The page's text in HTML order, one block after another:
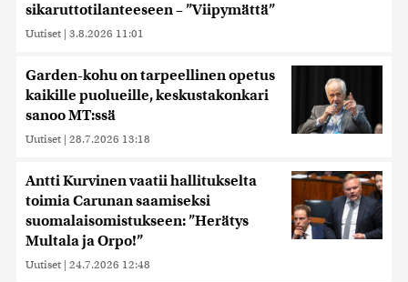
sikaruttotilanteeseen – ”Viipymättä”
Uutiset | 3.8.2026 11:01
Garden-kohu on tarpeellinen opetus
kaikille puolueille, keskustakonkari
sanoo MT:ssä
Uutiset | 28.7.2026 13:18
Antti Kurvinen vaatii hallitukselta
toimia Carunan saamiseksi
suomalaisomistukseen: ”Herätys
Multala ja Orpo!”
Uutiset | 24.7.2026 12:48